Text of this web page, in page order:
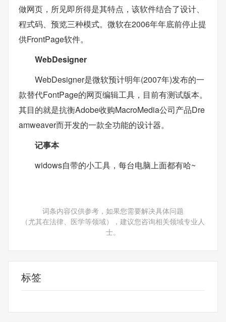
做网页，所见即所得是其特点，该软件结合了设计、
程式码、预览三种模式。微软在2006年年底前停止提
供FrontPage软件。
WebDesigner
WebDesigner是微软预计明年(2007年)发布的一
款替代FontPage的网页编辑工具，目前有测试版本。
其目的就是抗衡Adobe收购MacroMedia公司产品Dre
amweaver而开发的一款全功能的设计器。
记事本
widows自带的小工具，每台电脑上面都有哈~
词条内容仅供参考，如果您需要解决具体问题
（尤其在法律、医学等领域），建议您咨询相关领域专业人
士。
标签